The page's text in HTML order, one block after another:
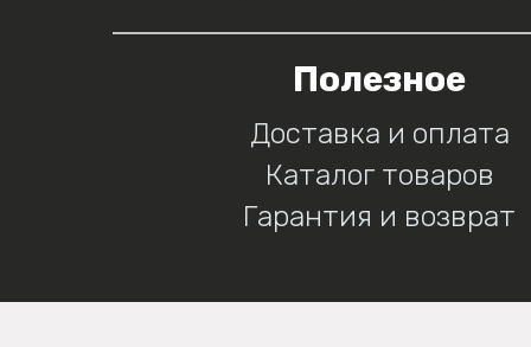
Полезное
Доставка и оплата
Каталог товаров
Гарантия и возврат